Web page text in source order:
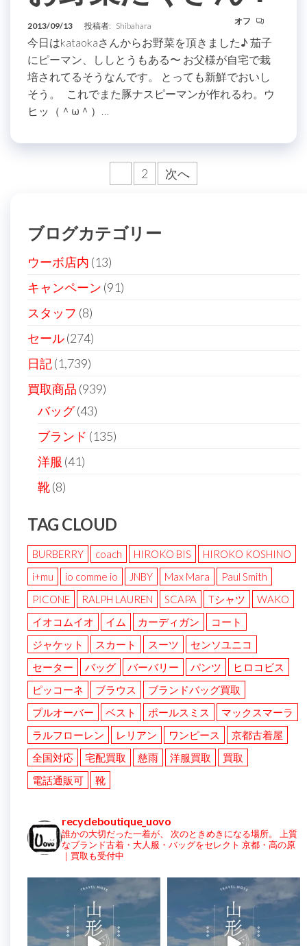
2013/09/13 投稿者: Shibahara オフ
今日はkataokaさんからお野菜を頂きました♪ 茄子
にピーマン、ししとうもある〜 お父様が自宅で栽
培されてるそうなんです。 とっても新鮮でおいし
そう。 これでまた豚ナスピーマンが作れるわ。ウ
ヒッ（＾ω＾）…
ー
ジ
送
り
2 次へ
ブログカテゴリー
ウーボ店内 (13)
キャンペーン (91)
スタッフ (8)
セール(274)
日記(1,739)
買取商品 (939)
バッグ(43)
ブランド (135)
洋服 (41)
靴(8)
TAG CLOUD
BURBERRY coach HIROKO BIS
HIROKO KOSHINO
i+mu
io comme io JNBY Max Mara
Paul Smith
PICONE
RALPH LAUREN SCAPA Tシャツ
WAKO
イオコムイオ
イム カーディガン
コート
ジャケット
スカート スーツ
センソユニコ
セーター
バッグ バーバリー パンツ
ヒロコビス
ピッコーネ
ブラウス
ブランドバッグ買取
プルオーバー
ベスト ポールスミス
マックスマーラ
ラルフローレン
レリアン ワンピース
京都古着屋
全国対応
宅配買取 慈雨 洋服買取
買取
電話通販可
靴
recycleboutique_uovo
誰かの大切だった一着が、 次のときめきになる場所。
上質
なブランド古着・大人服・バッグをセレクト 京都・高の原
｜買取も受付中